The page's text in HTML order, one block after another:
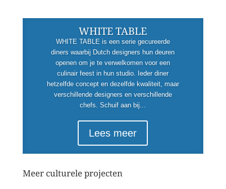
WHITE TABLE
WHITE TABLE is een serie gecureerde
diners waarbij Dutch designers hun deuren
openen om je te verwelkomen voor een
culinair feest in hun studio. Ieder diner
hetzelfde concept en dezelfde kwaliteit, maar
verschillende designers en verschillende
chefs. Schuif aan bij...
Lees meer
Meer culturele projecten